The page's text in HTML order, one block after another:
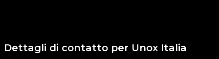
Dettagli di contatto per Unox Italia